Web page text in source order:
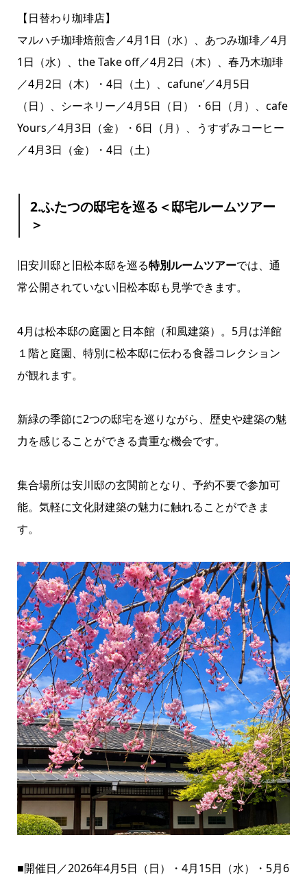
【日替わり珈琲店】
マルハチ珈琲焙煎舎／4月1日（水）、あつみ珈琲／4月
1日（水）、the Take off／4月2日（木）、春乃木珈琲
／4月2日（木）・4日（土）、cafune’／4月5日
（日）、シーネリー／4月5日（日）・6日（月）、cafe
Yours／4月3日（金）・6日（月）、うすずみコーヒー
／4月3日（金）・4日（土）
2.ふたつの邸宅を巡る＜邸宅ルームツアー
＞
旧安川邸と旧松本邸を巡る特別ルームツアーでは、通
常公開されていない旧松本邸も見学できます。
4月は松本邸の庭園と日本館（和風建築）。5月は洋館
１階と庭園、特別に松本邸に伝わる食器コレクション
が観れます。
新緑の季節に2つの邸宅を巡りながら、歴史や建築の魅
力を感じることができる貴重な機会です。
集合場所は安川邸の玄関前となり、予約不要で参加可
能。気軽に文化財建築の魅力に触れることができま
す。
■開催日／2026年4月5日（日）・4月15日（水）・5月6